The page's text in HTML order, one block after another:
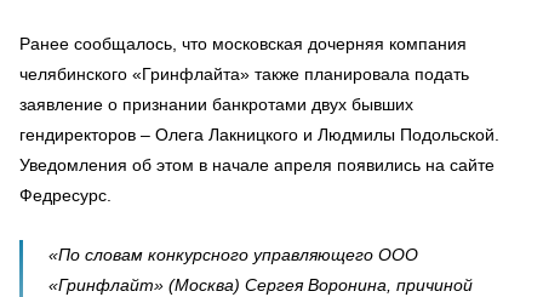
Ранее сообщалось, что московская дочерняя компания
челябинского «Гринфлайта» также планировала подать
заявление о признании банкротами двух бывших
гендиректоров – Олега Лакницкого и Людмилы Подольской.
Уведомления об этом в начале апреля появились на сайте
Федресурс.
«По словам конкурсного управляющего ООО
«Гринфлайт» (Москва) Сергея Воронина, причиной